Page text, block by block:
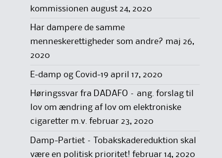
kommissionen august 24, 2020
Har dampere de samme
menneskerettigheder som andre? maj 26,
2020
E-damp og Covid-19 april 17, 2020
Høringssvar fra DADAFO – ang. forslag til
lov om ændring af lov om elektroniske
cigaretter m.v. februar 23, 2020
Damp-Partiet – Tobakskadereduktion skal
være en politisk prioritet! februar 14, 2020